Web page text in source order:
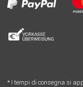
* I tempi di consegna si